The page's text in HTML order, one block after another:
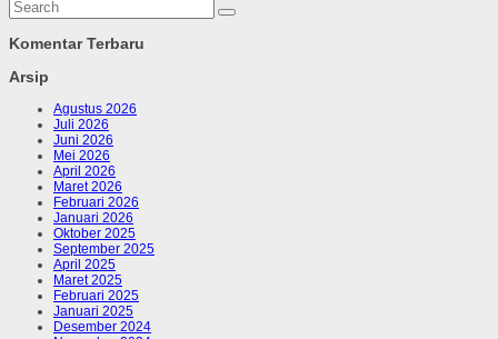
Komentar Terbaru
Arsip
Agustus 2026
Juli 2026
Juni 2026
Mei 2026
April 2026
Maret 2026
Februari 2026
Januari 2026
Oktober 2025
September 2025
April 2025
Maret 2025
Februari 2025
Januari 2025
Desember 2024